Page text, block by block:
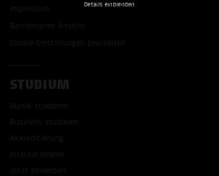
Details einblenden
Impressum
Barrierearme Ansicht
Cookie Einstellungen bearbeiten
STUDIUM
Musik studieren
Business studieren
Akkreditierung
Internationales
Jetzt bewerben